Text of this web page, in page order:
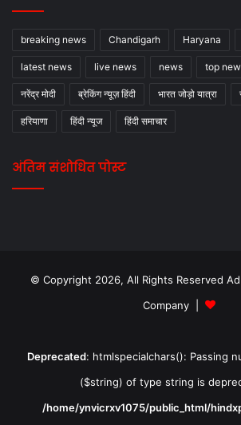
breaking news Chandigarh Haryana
latest news live news news top
नरेंद्र मोदी ब्रेकिंग न्यूज़ हिंदी भारत जोड़ो यात्रा
हरियाणा हिंदी न्यूज हिंदी समाचार
अंतिम संशोधित पोस्ट
© Copyright 2026, All Rights Reserved
Company |
Deprecated: htmlspecialchars(): Passing
($string) of type string is
/home/ynvicrxv1075/public_html/